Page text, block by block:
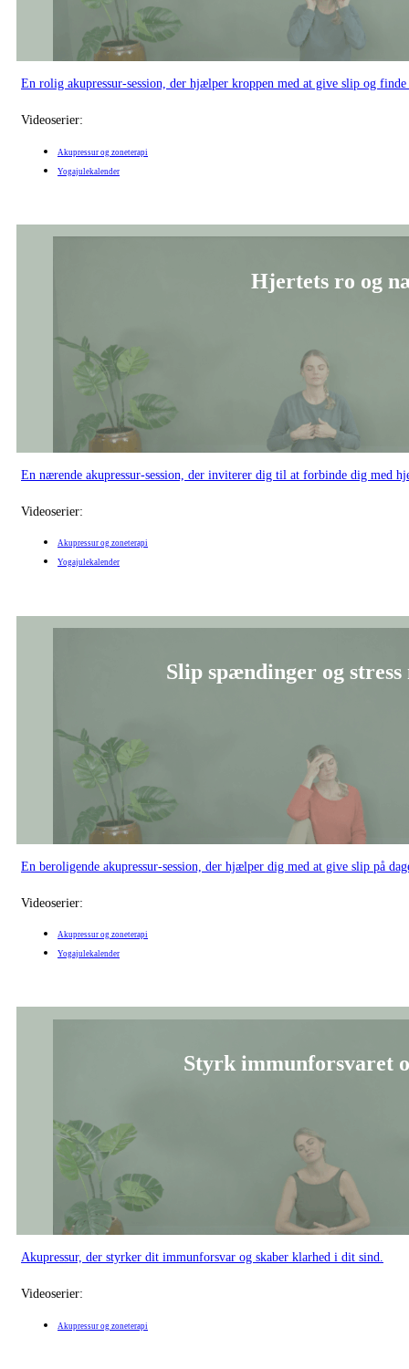
En rolig akupressur-session, der hjælper kroppen med at give slip og
Videoserier:
Akupressur og zoneterapi
Yogajulekalender
Hjertets ro og
En nærende akupressur-session, der inviterer dig til at forbinde dig med
Videoserier:
Akupressur og zoneterapi
Yogajulekalender
Slip spændinger og
En beroligende akupressur-session, der hjælper dig med at give slip på
Videoserier:
Akupressur og zoneterapi
Yogajulekalender
Styrk immunforsvaret
Akupressur, der styrker dit immunforsvar og skaber klarhed i dit sind.
Videoserier:
Akupressur og zoneterapi